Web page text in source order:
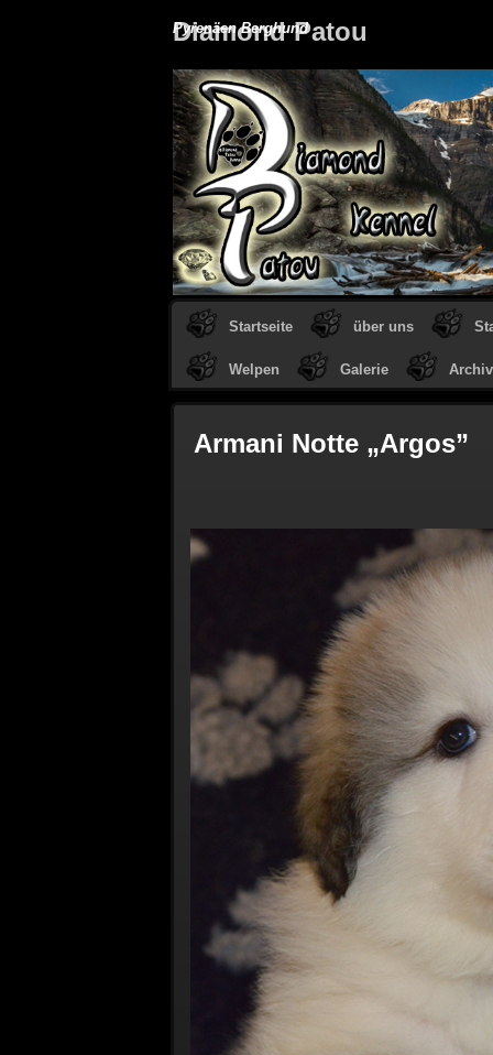
Diamond Patou
Pyrenäen Berghund
Startseite über uns
Welpen Galerie Archiv
Armani Notte „Argos”